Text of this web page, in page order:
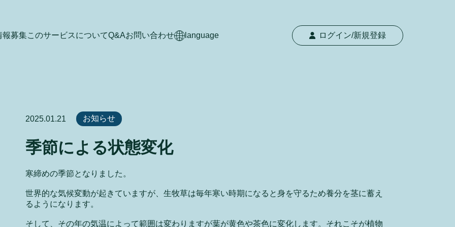
報募集このサービスについてQ&Aお問い合わせ language ログイン/新規登録
2025.01.21 お知らせ
季節による状態変化
寒締めの季節となりました。
世界的な気候変動が起きていますが、生牧草は毎年寒い時期になると身を守るため養分を茎に蓄え
るようになります。
そして、その年の気温によって範囲は変わりますが葉が黄色や茶色に変化します。それこそが植物